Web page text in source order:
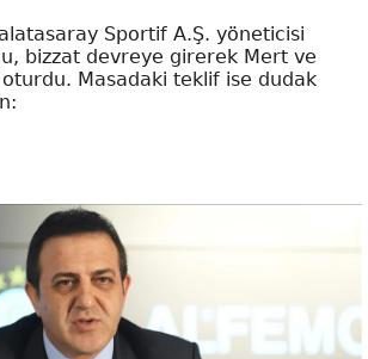
Sportif A.Ş. yöneticisi
bizzat devreye girerek Mert ve
Masadaki teklif ise dudak